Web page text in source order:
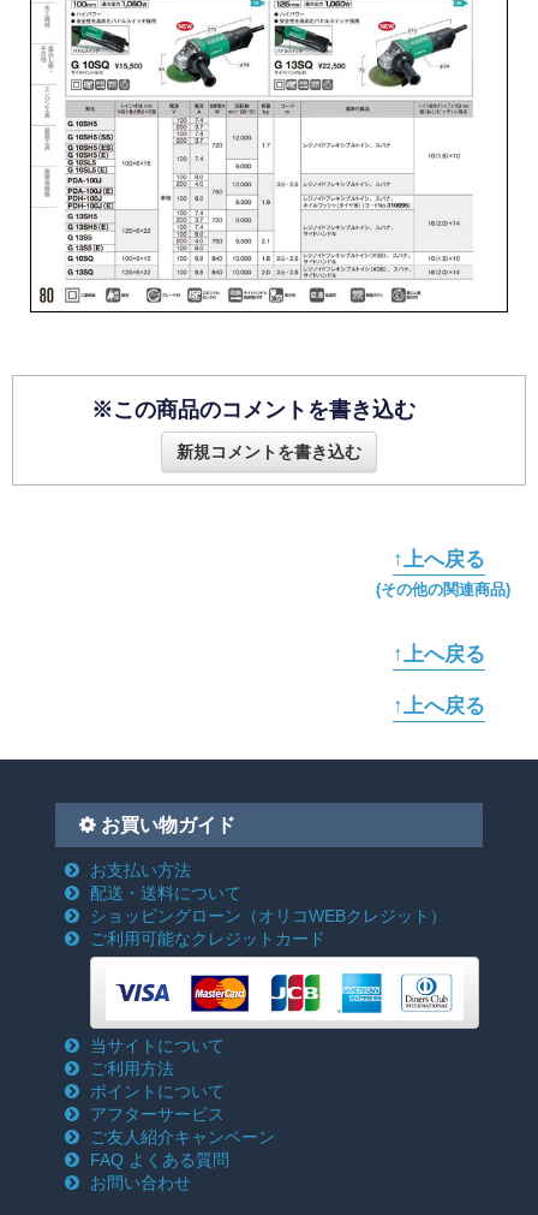
※この商品のコメントを書き込む
新規コメントを書き込む
↑上へ戻る
(その他の関連商品)
↑上へ戻る
↑上へ戻る
お買い物ガイド
お支払い方法
配送・送料について
ショッピングローン （オリコWEBクレジット）
ご利用可能なクレジットカード
当サイトについて
ご利用方法
ポイントについて
アフターサービス
ご友人紹介キャンペーン
FAQ よくある質問
お問い合わせ